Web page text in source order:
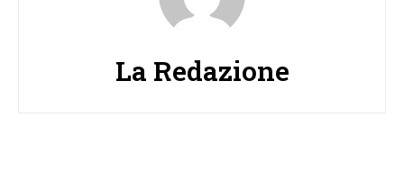
La Redazione